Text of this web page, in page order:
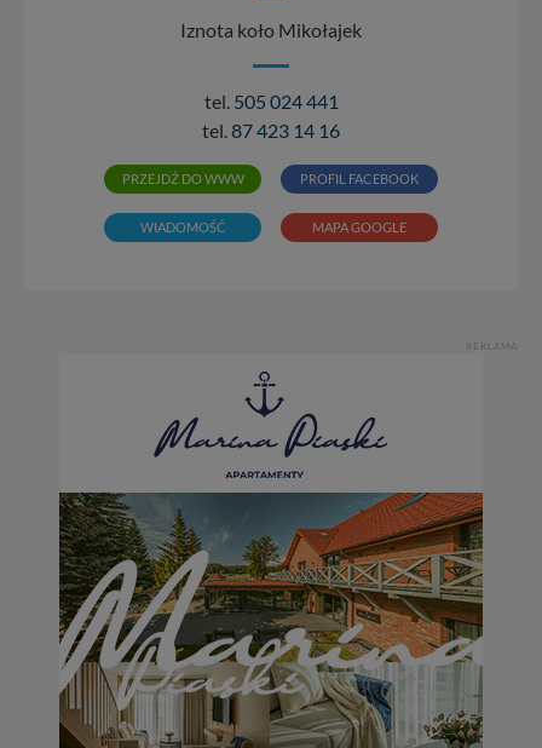
Iznota koło Mikołajek
tel. 505 024 441
tel. 87 423 14 16
PRZEJDŹ DO WWW PROFIL FACEBOOK
WIADOMOŚĆ MAPA GOOGLE
REKLAMA